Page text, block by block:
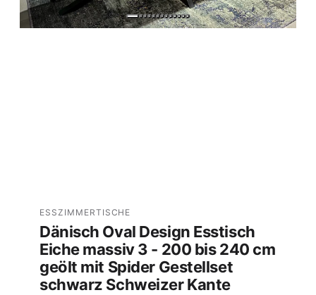
ESSZIMMERTISCHE
Dänisch Oval Design Esstisch
Eiche massiv 3 - 200 bis 240 cm
geölt mit Spider Gestellset
schwarz Schweizer Kante